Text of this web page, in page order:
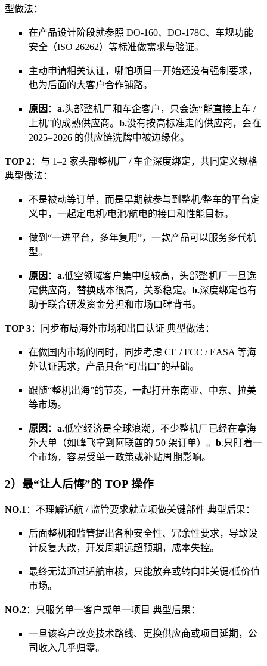
型做法：
在产品设计阶段就参照 DO‑160、DO‑178C、车规功能
安全（ISO 26262）等标准做需求与验证。
主动申请相关认证，哪怕项目一开始还没有强制要求，
也为后面的大客户合作铺路。
原因 ： a.头部整机厂和车企客户，只会选“能直接上车 /
上机”的成熟供应商。 b.没有按高标准走的供应商，会在
2025–2026 的供应链洗牌中被边缘化。
TOP 2：与 1–2 家头部整机厂 / 车企深度绑定，共同定义规格
典型做法：
不是被动等订单，而是早期就参与到整机/整车的平台定
义中，一起定电机/电池/航电的接口和性能目标。
做到“一进平台，多年复用”，一款产品可以服务多代机
型。
原因 ： a.低空领域客户集中度较高，头部整机厂一旦选
定供应商，替换成本很高，关系稳定。 b.深度绑定也有
助于联合研发资金分担和市场口碑背书。
TOP 3：同步布局海外市场和出口认证 典型做法：
在做国内市场的同时，同步考虑 CE / FCC / EASA 等海
外认证需求，产品具备“可出口”的基础。
跟随“整机出海”的节奏，一起打开东南亚、中东、拉美
等市场。
原因 ： a.低空经济是全球浪潮，不少整机厂已经在拿海
外大单（如峰飞拿到阿联酋的 50 架订单）。b.只盯着一
个市场，容易受单一政策或补贴周期影响。
2）最“让人后悔”的 TOP 操作
NO.1 ：不理解适航 / 监管要求就立项做关键部件 典型后果：
后面整机和监管提出各种安全性、冗余性要求，导致设
计反复大改，开发周期远超预期，成本失控。
最终无法通过适航审核，只能放弃或转向非关键/低价值
市场。
NO.2：只服务单一客户或单一项目 典型后果：
一旦该客户改变技术路线、更换供应商或项目延期，公
司收入几乎归零。